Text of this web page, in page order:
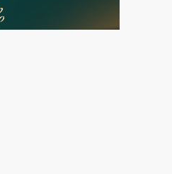
исцелять